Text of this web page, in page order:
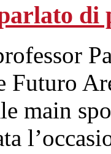
di
Futuro
main